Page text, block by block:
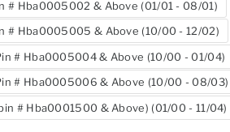
# Hba0005002 & Above (01/01 - 08/01)
# Hba0005005 & Above (10/00 - 12/02)
# Hba0005004 & Above (10/00 - 01/04)
# Hba0005006 & Above (10/00 - 08/03)
# Hba0001500 & Above) (01/00 - 11/04)